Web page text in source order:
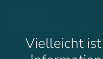
Vielleicht